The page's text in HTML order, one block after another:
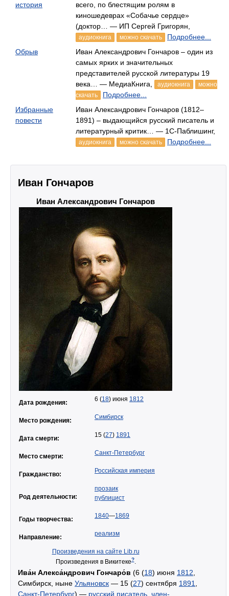
история
всего, по блестящим ролям в
киношедеврах «Собачье сердце»
(доктор… — ИП Сергей Григорян,
аудиокнига можно скачать
Подробнее...
Обрыв
Иван Александрович Гончаров – один из
самых ярких и значительных
представителей русской литературы 19
века… — МедиаКнига,
аудиокнига
можно
скачать
Подробнее...
Избранные
повести
Иван Александрович Гончаров (1812–
1891) – выдающийся русский писатель и
литературный критик… — 1С-Паблишинг,
аудиокнига можно скачать Подробнее...
Иван Гончаров
Иван Александрович Гончаров
Дата рождения: 6 (18) июня 1812
Место рождения: Симбирск
Дата смерти: 15 (27) 1891
Место смерти: Санкт-Петербург
Гражданство: Российская империя
Род деятельности:
прозаик
публицист
Годы творчества: 1840—1869
Направление: реализм
Произведения на сайте Lib.ru
Произведения в Викитеке?.
Ива́н Алекса́ндрович Гончаро́в (6 (18) июня 1812
Симбирск, ныне Ульяновск — 15 (27) сентября 1891
Санкт-Петербург) — русский писатель член-